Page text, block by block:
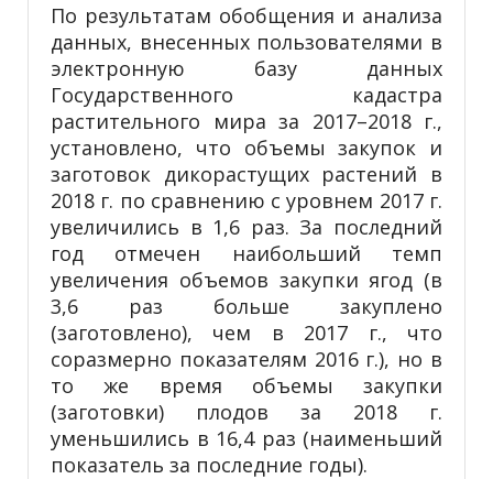
По результатам обобщения и анализа
данных, внесенных пользователями в
электронную базу данных
Государственного кадастра
растительного мира за 2017–2018 г.,
установлено, что объемы закупок и
заготовок дикорастущих растений в
2018 г. по сравнению с уровнем 2017 г.
увеличились в 1,6 раз. За последний
год отмечен наибольший темп
увеличения объемов закупки ягод (в
3,6 раз больше закуплено
(заготовлено), чем в 2017 г., что
соразмерно показателям 2016 г.), но в
то же время объемы закупки
(заготовки) плодов за 2018 г.
уменьшились в 16,4 раз (наименьший
показатель за последние годы).